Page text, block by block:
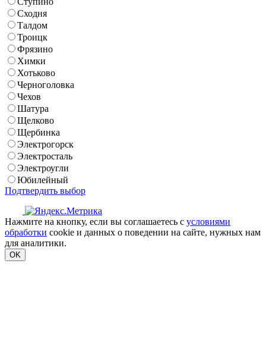
Сходня
Талдом
Троицк
Фрязино
Химки
Хотьково
Черноголовка
Чехов
Шатура
Щелково
Щербинка
Электрогорск
Электросталь
Электроугли
Юбилейный
Подтвердить выбор
Нажмите на кнопку, если вы соглашаетесь с условиями
обработки cookie и данных о поведении на сайте, нужных нам
для аналитики.
OK